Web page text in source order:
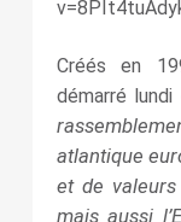
Créés en
démarré lundi
atlantique
et de valeurs
mais aussi